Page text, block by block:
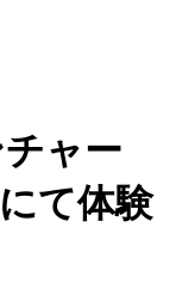
ャー
にて体験